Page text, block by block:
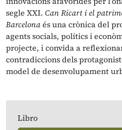
segle XXI. Can Ricart i el
Barcelonaés una crònica del
agents socials, polítics i
projecte, i convida a
contradiccions dels
model de desenvolupament
Libro